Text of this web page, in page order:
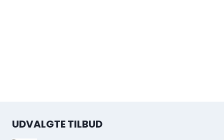
UDVALGTE TILBUD